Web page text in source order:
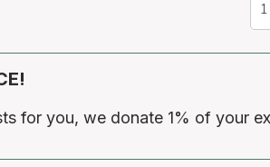
for you, we donate 1% of your